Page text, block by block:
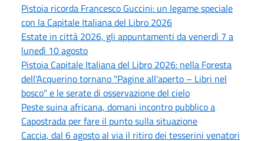
Pistoia ricorda Francesco Guccini: un legame speciale
con la Capitale Italiana del Libro 2026
Estate in città 2026, gli appuntamenti da venerdì 7 a
lunedì 10 agosto
Pistoia Capitale Italiana del Libro 2026: nella Foresta
dell'Acquerino tornano "Pagine all'aperto – Libri nel
bosco" e le serate di osservazione del cielo
Peste suina africana, domani incontro pubblico a
Capostrada per fare il punto sulla situazione
Caccia, dal 6 agosto al via il ritiro dei tesserini venatori